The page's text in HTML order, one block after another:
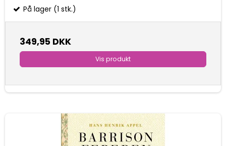
På lager (1 stk.)
349,95 DKK
Vis produkt